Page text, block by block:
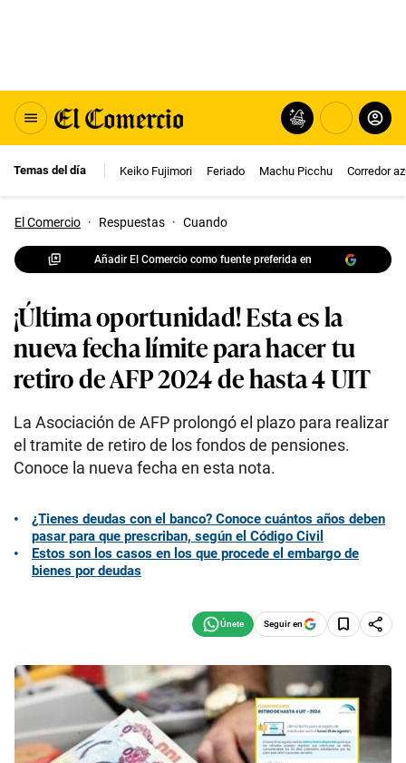
Temas del día Keiko Fujimori Feriado Machu Picchu Corredor
El Comercio · Respuestas · Cuando
Añadir El Comercio como fuente preferida en
¡Última oportunidad! Esta es la
nueva fecha límite para hacer tu
retiro de AFP 2024 de hasta 4 UIT
La Asociación de AFP prolongó el plazo para realizar
el tramite de retiro de los fondos de pensiones.
Conoce la nueva fecha en esta nota.
¿Tienes deudas con el banco? Conoce cuántos años deben
pasar para que prescriban, según el Código Civil
Estos son los casos en los que procede el embargo de
bienes por deudas
Seguir en